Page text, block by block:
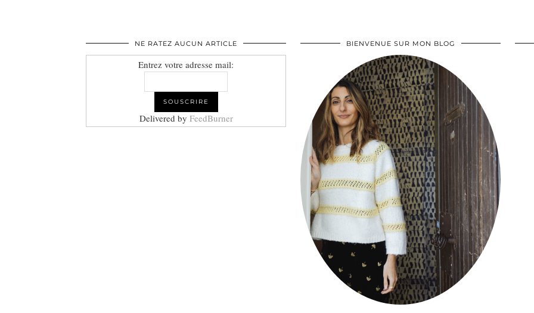
NE RATEZ AUCUN ARTICLE
Entrez votre adresse mail:
Delivered by FeedBurner
BIENVENUE SUR MON BLOG